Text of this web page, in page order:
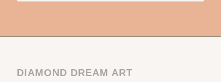
DIAMOND DREAM ART